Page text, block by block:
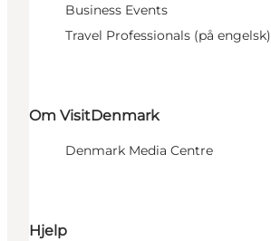
Business Events
Travel Professionals (på engelsk)
Om VisitDenmark
Denmark Media Centre
Hjelp